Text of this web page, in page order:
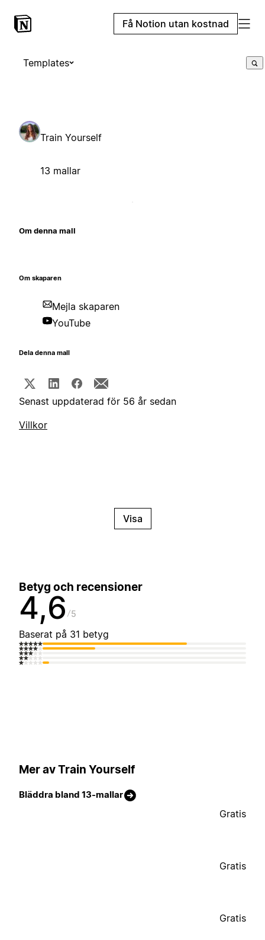
Få Notion utan kostnad
Templates
Train Yourself
13 mallar
Om denna mall
Om skaparen
Mejla skaparen
YouTube
Dela denna mall
Senast uppdaterad för 56 år sedan
Villkor
Visa
Betyg och recensioner
4,6 5
Baserat på 31 betyg
Mer av Train Yourself
Bläddra bland 13-mallar
Gratis
Gratis
Gratis